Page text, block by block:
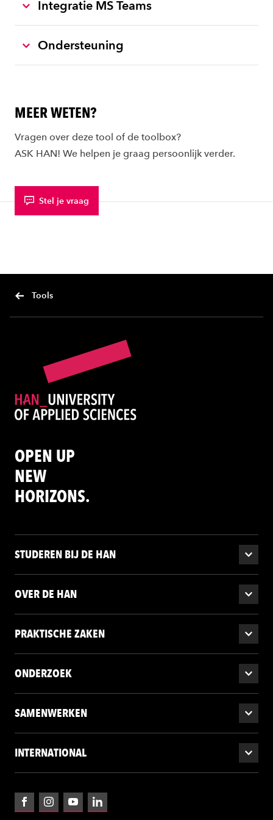
Integratie MS Teams
Ondersteuning
MEER WETEN?
Vragen over deze tool of de toolbox?
ASK HAN! We helpen je graag persoonlijk verder.
Stel je vraag
Tools
OPEN UP
NEW
HORIZONS.
STUDEREN BIJ DE HAN
OVER DE HAN
PRAKTISCHE ZAKEN
ONDERZOEK
SAMENWERKEN
INTERNATIONAL
FacebookInstagramYouTubeLinkedIn